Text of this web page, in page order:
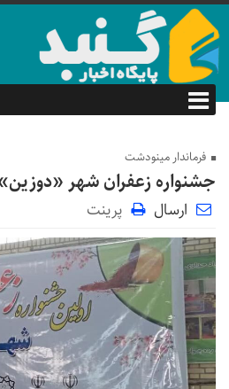
فرماندار مینودشت
جشنواره زعفران شهر
ارسال پرینت